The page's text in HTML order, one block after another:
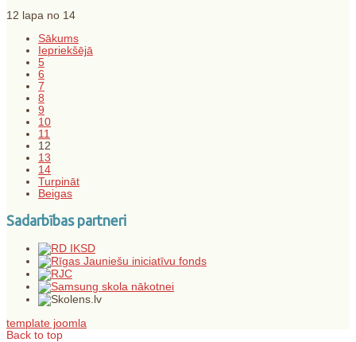
12 lapa no 14
Sākums
Iepriekšējā
5
6
7
8
9
10
11
12
13
14
Turpināt
Beigas
Sadarbības partneri
template joomla
Back to top